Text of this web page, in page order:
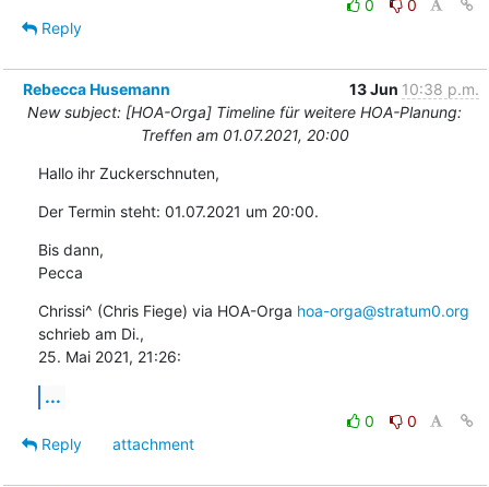
0
0
Reply
Rebecca Husemann 13 Jun 10:38 p.m.
New subject: [HOA-Orga] Timeline für weitere HOA-Planung:
Treffen am 01.07.2021, 20:00
Hallo ihr Zuckerschnuten,
Der Termin steht: 01.07.2021 um 20:00.
Bis dann,
Pecca
Chrissi^ (Chris Fiege) via HOA-Orga hoa-orga@stratum0.org
schrieb am Di.,
25. Mai 2021, 21:26:
...
0
0
Reply
attachment